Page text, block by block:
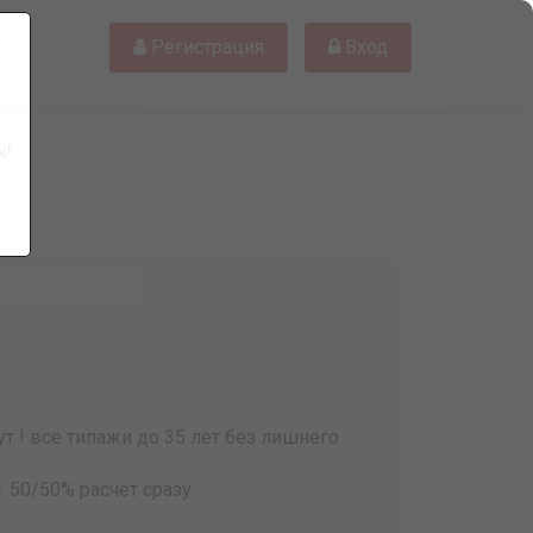
Регистрация Вход
! все типажи до 35 лет без лишнего
50% расчет сразу.